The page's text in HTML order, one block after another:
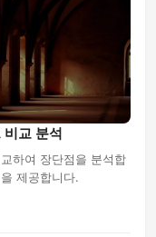
교 분석
하여 장단점을 분석합
제공합니다.